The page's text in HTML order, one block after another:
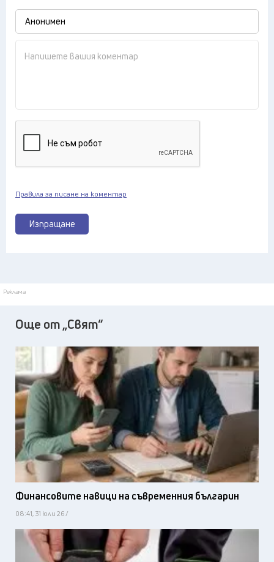
Изпращане
Правила за писане на коментар
Реклама
Още от „Свят“
Финансовите навици на съвременния българин
08:41, 31 юли 26 /